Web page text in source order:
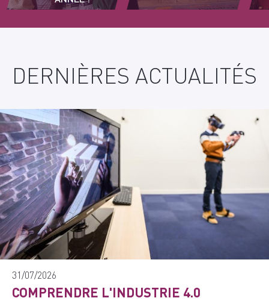
DERNIÈRES ACTUALITÉS
31/07/2026
COMPRENDRE L'INDUSTRIE 4.0